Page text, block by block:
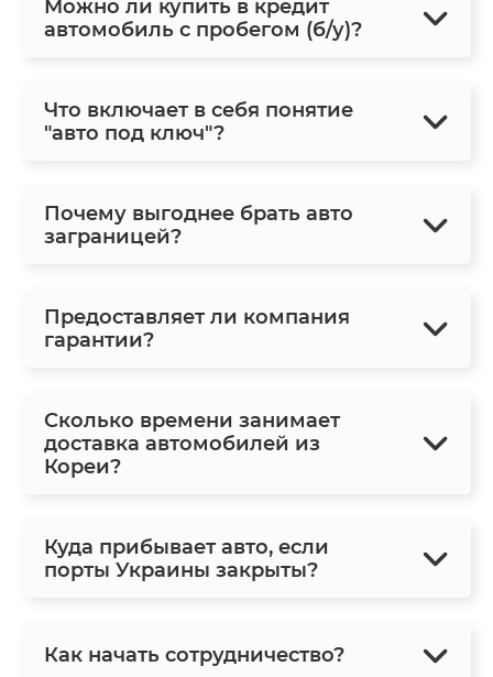
Можно ли купить в кредит
автомобиль с пробегом (б/у)?
Что включает в себя понятие
"авто под ключ"?
Почему выгоднее брать авто
заграницей?
Предоставляет ли компания
гарантии?
Сколько времени занимает
доставка автомобилей из
Кореи?
Куда прибывает авто, если
порты Украины закрыты?
Как начать сотрудничество?